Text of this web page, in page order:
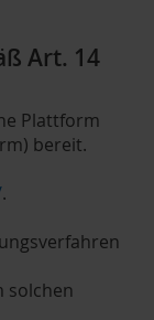
Art. 14
Plattform
bereit.
.
solchen